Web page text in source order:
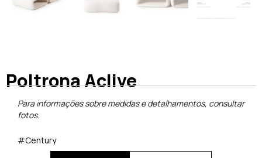
Poltrona Aclive
Para informações sobre medidas e detalhamentos, consultar
fotos.
#Century